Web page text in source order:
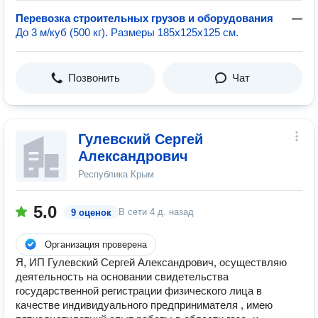
Перевозка строительных грузов и оборудования
—
До 3 м/куб (500 кг). Размеры 185х125х125 см.
Позвонить Чат
Гулевский Сергей
Александрович
Республика Крым
5.0 9 оценок В сети 4 д. назад
Организация проверена
Я, ИП Гулевский Сергей Александрович, осуществляю
деятельность на основании свидетельства
государственной регистрации физического лица в
качестве индивидуального предпринимателя , имею